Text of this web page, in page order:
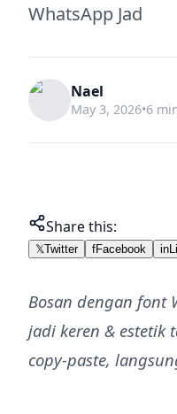
WhatsApp Jad
Nael
May 3, 2026•6
Share this:
𝕏Twitter fFacebook in
Bosan dengan font
jadi keren & estetik
copy-paste,